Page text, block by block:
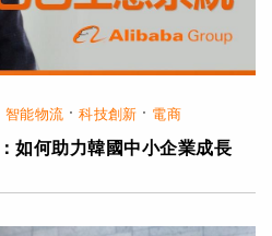
智能物流·科技創新 · 電商
如何助力韓國中小企業成長